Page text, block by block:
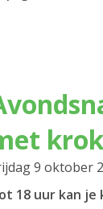
9 oktober
18 uur kan je